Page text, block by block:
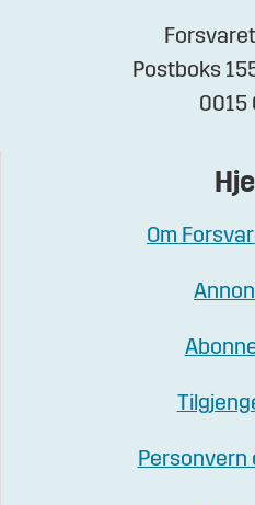
Postboks
0015
Om
Personvern